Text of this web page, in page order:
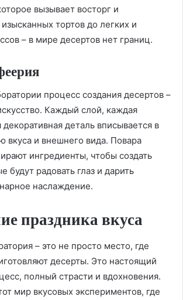
вызывает восторг и
тортов до легких и
– в мире десертов нет границ.
процесс создания десертов –
Каждый слой, каждая
деталь вписывается в
и внешнего вида. Повара
ингредиенты, чтобы создать
будут радовать глаз и дарить
наслаждение.
праздника вкуса
– это не просто место, где
десерты. Это настоящий
полный страсти и вдохновения.
мир вкусовых экспериментов, где